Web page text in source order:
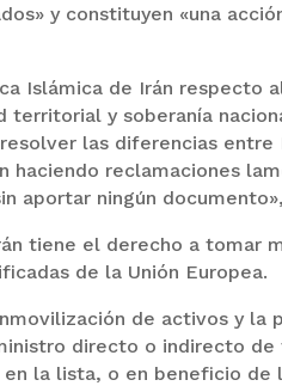
y constituyen «una
Islámica de Irán respecto
territorial y soberanía
las diferencias entre
haciendo reclamaciones
aportar ningún
tiene el derecho a tomar
de la Unión Europea.
de activos y la
directo o indirecto
la lista, o en beneficio de